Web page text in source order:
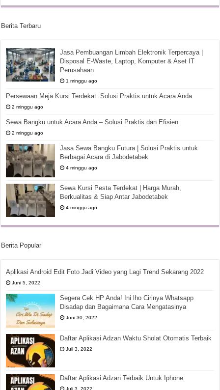
Berita Terbaru
Jasa Pembuangan Limbah Elektronik Terpercaya |
Disposal E-Waste, Laptop, Komputer & Aset IT
Perusahaan
1 minggu ago
Persewaan Meja Kursi Terdekat: Solusi Praktis untuk Acara Anda
2 minggu ago
Sewa Bangku untuk Acara Anda – Solusi Praktis dan Efisien
2 minggu ago
Jasa Sewa Bangku Futura | Solusi Praktis untuk
Berbagai Acara di Jabodetabek
4 minggu ago
Sewa Kursi Pesta Terdekat | Harga Murah,
Berkualitas & Siap Antar Jabodetabek
4 minggu ago
Berita Popular
Aplikasi Android Edit Foto Jadi Video yang Lagi Trend Sekarang 2022
Juni 5, 2022
Segera Cek HP Anda! Ini lho Cirinya Whatsapp
Disadap dan Bagaimana Cara Mengatasinya
Juni 30, 2022
Daftar Aplikasi Adzan Waktu Sholat Otomatis Terbaik
Juli 3, 2022
Daftar Aplikasi Adzan Terbaik Untuk Iphone
Juli 3, 2022